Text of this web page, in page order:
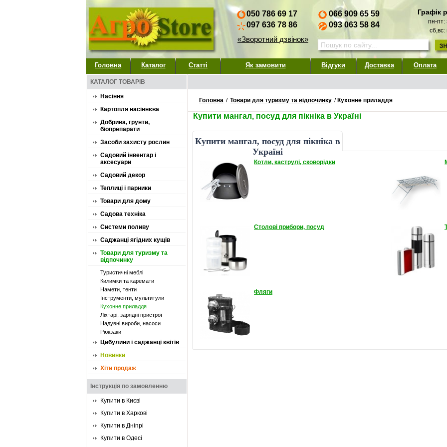
050 786 69 17
097 636 78 86
«Зворотний дзвінок»
066 909 65 59
093 063 58 84
Графік
пн-пт:
сб,вс:
Головна Каталог Статті Як замовити Відгуки Доставка Оплата
КАТАЛОГ ТОВАРІВ
Насіння
Картопля насіннєва
Добрива, грунти,
біопрепарати
Засоби захисту рослин
Садовий інвентар і
аксесуари
Садовий декор
Теплиці і парники
Товари для дому
Садова техніка
Системи поливу
Саджанці ягідних кущів
Товари для туризму та
відпочинку
Туристичні меблі
Килимки та каремати
Намети, тенти
Інструменти, мультитули
Кухонне приладдя
Ліхтарі, зарядні пристрої
Надувні вироби, насоси
Рюкзаки
Цибулини і саджанці квітів
Новинки
Хіти продаж
Інструкція по замовленню
Купити в Києві
Купити в Харкові
Купити в Дніпрі
Купити в Одесі
Головна / Товари для туризму та відпочинку / Кухонне приладдя
Купити мангал, посуд для пікніка в Україні
Купити мангал, посуд для пікніка в
Україні
Котли, каструлі, сковорідки
Столові прибори, посуд
Фляги